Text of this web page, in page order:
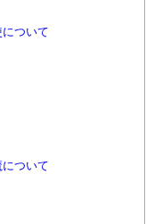
ついて
ついて